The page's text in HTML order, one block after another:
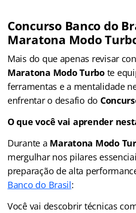
Concurso Banco do
Maratona Modo
Mais do que apenas revisar
Maratona Modo Turbote
ferramentas e a mentalidade
enfrentar o desafio do
O que você vai aprender
Durante a Maratona Modo
mergulhar nos pilares
preparação de alta
Banco do Brasil:
Você vai descobrir técnicas